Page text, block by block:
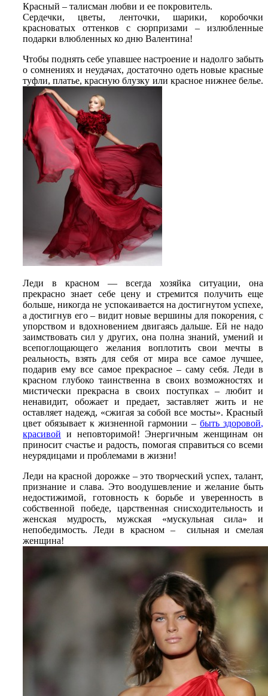
Красный – талисман любви и ее покровитель.
Сердечки, цветы, ленточки, шарики, коробочки
красноватых оттенков с сюрпризами – излюбленные
подарки влюбленных ко дню Валентина!
Чтобы поднять себе упавшее настроение и надолго забыть
о сомнениях и неудачах, достаточно одеть новые красные
туфли, платье, красную блузку или красное нижнее белье.
Леди в красном — всегда хозяйка ситуации, она
прекрасно знает себе цену и стремится получить еще
больше, никогда не успокаивается на достигнутом успехе,
а достигнув его – видит новые вершины для покорения, с
упорством и вдохновением двигаясь дальше. Ей не надо
заимствовать сил у других, она полна знаний, умений и
всепоглощающего желания воплотить свои мечты в
реальность, взять для себя от мира все самое лучшее,
подарив ему все самое прекрасное – саму себя. Леди в
красном глубоко таинственна в своих возможностях и
мистически прекрасна в своих поступках – любит и
ненавидит, обожает и предает, заставляет жить и не
оставляет надежд, «сжигая за собой все мосты». Красный
цвет обязывает к жизненной гармонии – быть здоровой,
красивой и неповторимой! Энергичным женщинам он
приносит счастье и радость, помогая справиться со всеми
неурядицами и проблемами в жизни!
Леди на красной дорожке – это творческий успех, талант,
признание и слава. Это воодушевление и желание быть
недостижимой, готовность к борьбе и уверенность в
собственной победе, царственная снисходительность и
женская мудрость, мужская «мускульная сила» и
непобедимость. Леди в красном – сильная и смелая
женщина!